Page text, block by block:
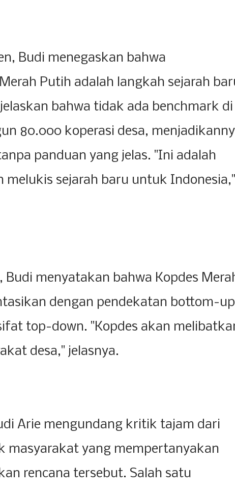
Budi menegaskan bahwa
Putih adalah langkah sejarah
bahwa tidak ada benchmark di
80.000 koperasi desa,
panduan yang jelas. "Ini adalah
melukis sejarah baru untuk Indonesia,"
Budi menyatakan bahwa Kopdes
dengan pendekatan bottom-
top-down. "Kopdes akan
desa," jelasnya.
Arie mengundang kritik tajam dari
masyarakat yang mempertanyakan
rencana tersebut. Salah satu